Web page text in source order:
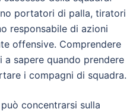
portatori di palla, tiratori
responsabile di azioni
offensive. Comprendere
sapere quando prendere
i compagni di squadra.
concentrarsi sulla